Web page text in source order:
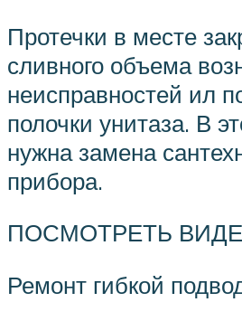
Протечки в месте
сливного объема
неисправностей ил
полочки унитаза. В
нужна замена
прибора.
ПОСМОТРЕТЬ
Ремонт гибкой